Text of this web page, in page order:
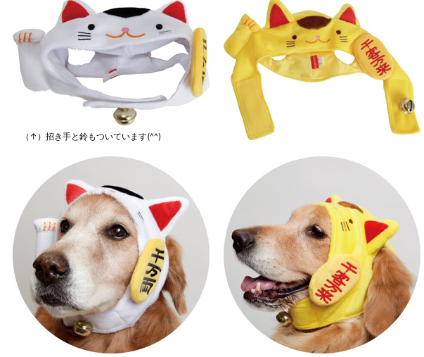
（↑）招き手と鈴もついています(^^)